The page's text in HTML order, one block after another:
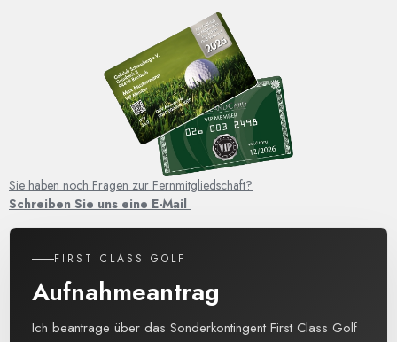
Sie haben noch Fragen zur Fernmitgliedschaft?
Schreiben Sie uns eine E-Mail
FIRST CLASS GOLF
Aufnahmeantrag
Ich beantrage über das Sonderkontingent First Class Golf